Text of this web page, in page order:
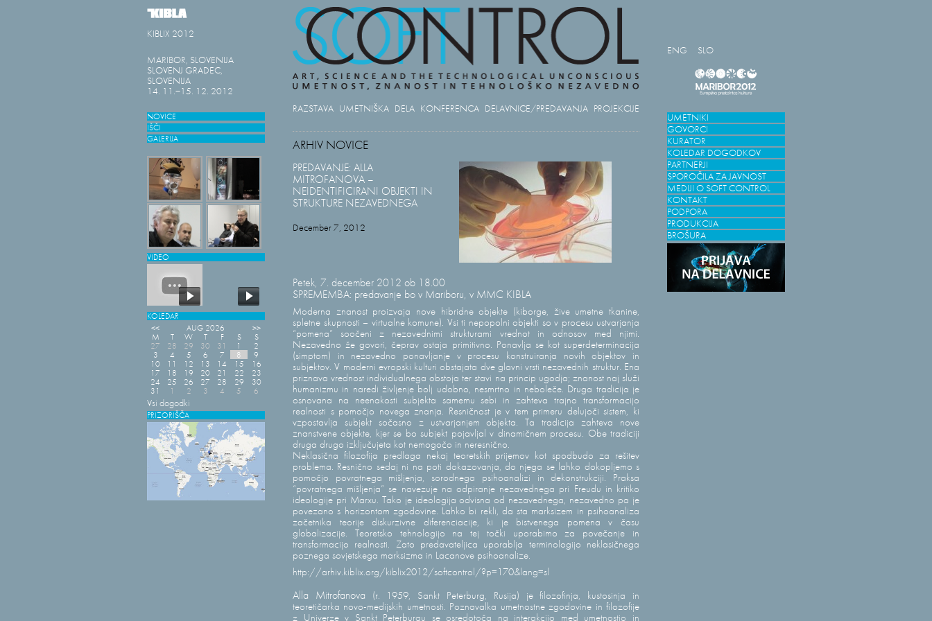
KIBLIX 2012
MARIBOR, SLOVENIJA
SLOVENJ GRADEC,
SLOVENIJA
14. 11.−15. 12. 2012
ENG SLO
NOVICE
IŠČI
GALERIJA
VIDEO
KOLEDAR
<<
AUG 2026
>>
M
T W T F S
S
27
28 29 30 31 1
2
3
4 5 6 7 8
9
10
11 12 13 14 15
16
17
18 19 20 21 22
23
24
25 26 27 28 29
30
31
1 2 3 4 5 6
Vsi dogodki
PRIZORIŠČA
RAZSTAVA UMETNIŠKA DELA KONFERENCA DELAVNICE/PREDAVANJA PROJEKCIJE
ARHIV NOVICE
PREDAVANJE: ALLA
MITROFANOVA –
NEIDENTIFICIRANI OBJEKTI IN
STRUKTURE NEZAVEDNEGA
December 7, 2012
Petek, 7. december 2012 ob 18.00
SPREMEMBA: predavanje bo v Mariboru, v MMC KIBLA
Moderna znanost proizvaja nove hibridne objekte (kiborge, žive umetne tkanine,
spletne skupnosti – virtualne komune). Vsi ti nepopolni objekti so v procesu ustvarjanja
“pomena” soočeni z nezavednimi strukturami vrednot in odnosov med njimi.
Nezavedno že govori, čeprav ostaja primitivno. Ponavlja se kot superdeterminacija
(simptom) in nezavedno ponavljanje v procesu konstruiranja novih objektov in
subjektov. V moderni evropski kulturi obstajata dve glavni vrsti nezavednih struktur. Ena
priznava vrednost individualnega obstoja ter stavi na princip ugodja; znanost naj služi
humanizmu in naredi življenje bolj udobno, nesmrtno in neboleče. Druga tradicija je
osnovana na neenakosti subjekta samemu sebi in zahteva trajno transformacijo
realnosti s pomočjo novega znanja. Resničnost je v tem primeru delujoči sistem, ki
vzpostavlja subjekt sočasno z ustvarjanjem objekta. Ta tradicija zahteva nove
znanstvene objekte, kjer se bo subjekt pojavljal v dinamičnem procesu. Obe tradiciji
druga drugo izključujeta kot nemogočo in neresnično.
Neklasična filozofija predlaga nekaj teoretskih prijemov kot spodbudo za rešitev
problema. Resnično sedaj ni na poti dokazovanja, do njega se lahko dokopljemo s
pomočjo povratnega mišljenja, sorodnega psihoanalizi in dekonstrukciji. Praksa
“povratnega mišljenja” se navezuje na odpiranje nezavednega pri Freudu in kritiko
ideologije pri Marxu. Tako je ideologija odvisna od nezavednega, nezavedno pa je
povezano s horizontom zgodovine. Lahko bi rekli, da sta marksizem in psihoanaliza
začetnika teorije diskurzivne diferenciacije, ki je bistvenega pomena v času
globalizacije. Teoretsko tehnologijo na tej točki uporabimo za povečanje in
transformacijo realnosti. Zato predavateljica uporablja terminologijo neklasičnega
poznega sovjetskega marksizma in Lacanove psihoanalize.
http://arhiv.kiblix.org/kiblix2012/softcontrol/?p=170&lang=sl
Alla Mitrofanova (r. 1959, Sankt Peterburg, Rusija) je filozofinja, kustosinja in
teoretičarka novo-medijskih umetnosti. Poznavalka umetnostne zgodovine in filozofije
z Univerze v Sankt Peterburgu se osredotoča na interakcijo med umetnostjo in
UMETNIKI
GOVORCI
KURATOR
KOLEDAR DOGODKOV
PARTNERJI
SPOROČILA ZA JAVNOST
MEDIJI O SOFT CONTROL
KONTAKT
PODPORA
PRODUKCIJA
BROŠURA